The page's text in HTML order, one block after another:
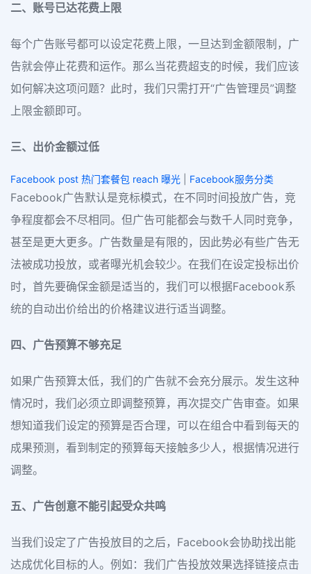
二、账号已达花费上限
每个广告账号都可以设定花费上限，一旦达到金额限制，广
告就会停止花费和运作。那么当花费超支的时候，我们应该
如何解决这项问题？此时，我们只需打开“广告管理员”调整
上限金额即可。
三、出价金额过低
Facebook post 热门套餐包 reach 曝光 Facebook服务分类
Facebook广告默认是竞标模式，在不同时间投放广告，竞
争程度都会不尽相同。但广告可能都会与数千人同时竞争，
甚至是更大更多。广告数量是有限的，因此势必有些广告无
法被成功投放，或者曝光机会较少。在我们在设定投标出价
时，首先要确保金额是适当的，我们可以根据Facebook系
统的自动出价给出的价格建议进行适当调整。
四、广告预算不够充足
如果广告预算太低，我们的广告就不会充分展示。发生这种
情况时，我们必须立即调整预算，再次提交广告审查。如果
想知道我们设定的预算是否合理，可以在组合中看到每天的
成果预测，看到制定的预算每天接触多少人，根据情况进行
调整。
五、广告创意不能引起受众共鸣
当我们设定了广告投放目的之后，Facebook会协助找出能
达成优化目标的人。例如：我们广告投放效果选择链接点击